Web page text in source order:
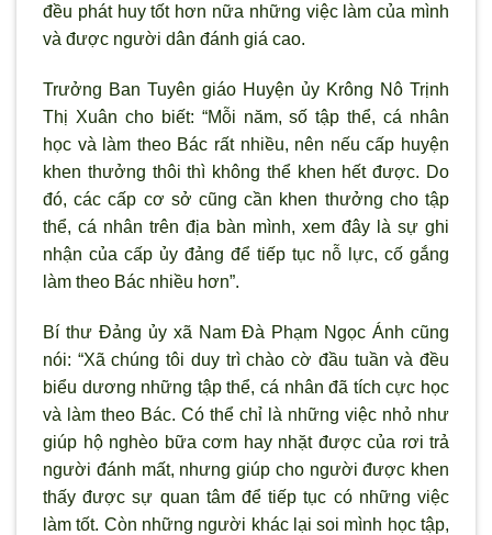
đều phát huy tốt hơn nữa những việc làm của mình
và được người dân đánh giá cao.
Trưởng Ban Tuyên giáo Huyện ủy Krông Nô Trịnh
Thị Xuân cho biết: “Mỗi năm, số tập thể, cá nhân
học và làm theo Bác rất nhiều, nên nếu cấp huyện
khen thưởng thôi thì không thể khen hết được. Do
đó, các cấp cơ sở cũng cần khen thưởng cho tập
thể, cá nhân trên địa bàn mình, xem đây là sự ghi
nhận của cấp ủy đảng để tiếp tục nỗ lực, cố gắng
làm theo Bác nhiều hơn”.
Bí thư Đảng ủy xã Nam Đà Phạm Ngọc Ánh cũng
nói: “Xã chúng tôi duy trì chào cờ đầu tuần và đều
biểu dương những tập thể, cá nhân đã tích cực học
và làm theo Bác. Có thể chỉ là những việc nhỏ như
giúp hộ nghèo bữa cơm hay nhặt được của rơi trả
người đánh mất, nhưng giúp cho người được khen
thấy được sự quan tâm để tiếp tục có những việc
làm tốt. Còn những người khác lại soi mình học tập,